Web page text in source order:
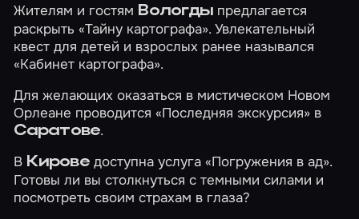
Жителям и гостям Вологдыпредлагается
раскрыть«Тайну картографа». Увлекательный
квест для детей и взрослых ранее назывался
«Кабинет картографа».
Для желающих оказаться в мистическом Новом
Орлеане проводится«Последняя экскурсия» в
Саратове.
В Кироведоступна услуга «Погружения в ад».
Готовы ли вы столкнуться с темными силами и
посмотреть своим страхам в глаза?